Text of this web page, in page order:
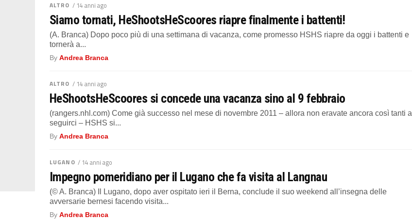
ALTRO / 14 anni ago
Siamo tornati, HeShootsHeScoores riapre finalmente i battenti!
(A. Branca) Dopo poco più di una settimana di vacanza, come promesso HSHS riapre da oggi i battenti e
tornerà a...
By Andrea Branca
ALTRO / 14 anni ago
HeShootsHeScoores si concede una vacanza sino al 9 febbraio
(rangers.nhl.com) Come già successo nel mese di novembre 2011 – allora non eravate ancora così tanti a
seguirci – HSHS si...
By Andrea Branca
LUGANO / 14 anni ago
Impegno pomeridiano per il Lugano che fa visita al Langnau
(© A. Branca) Il Lugano, dopo aver ospitato ieri il Berna, conclude il suo weekend all’insegna delle
avversarie bernesi facendo visita...
By Andrea Branca